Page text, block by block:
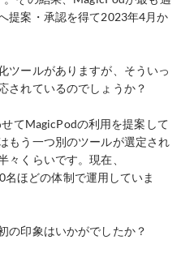
提案・承認を得て2023年4月か
ツールがありますが、そういっ
されているのでしょうか？
てMagicPodの利用を提案して
もう一つ別のツールが選定され
々くらいです。現在、
ほどの体制で運用していま
の印象はいかがでしたか？